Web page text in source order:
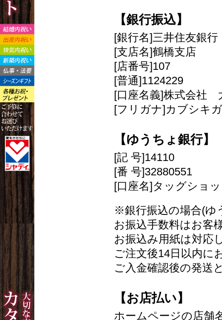
【銀行振込】
[銀行名]三井住友銀行
[支店名]鶴橋支店
[店番号]107
[普通]1124229
[口座名義]株式会社
[フリガナ]カブシキ
【ゆうちょ銀行】
[記 号]14110
[番 号]32880551
[口座名]タッグショ
※銀行振込の場合(ゆ
お振込手数料はお客
お振込み用紙は対応
ご注文後14日以内に
ご入金確認後の発送
【お店払い】
ホームページの店舗